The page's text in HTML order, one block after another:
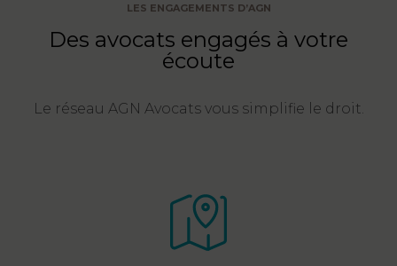
LES ENGAGEMENTS D’AGN
Des avocats engagés à votre
écoute
Le réseau AGN Avocats vous simplifie le droit.